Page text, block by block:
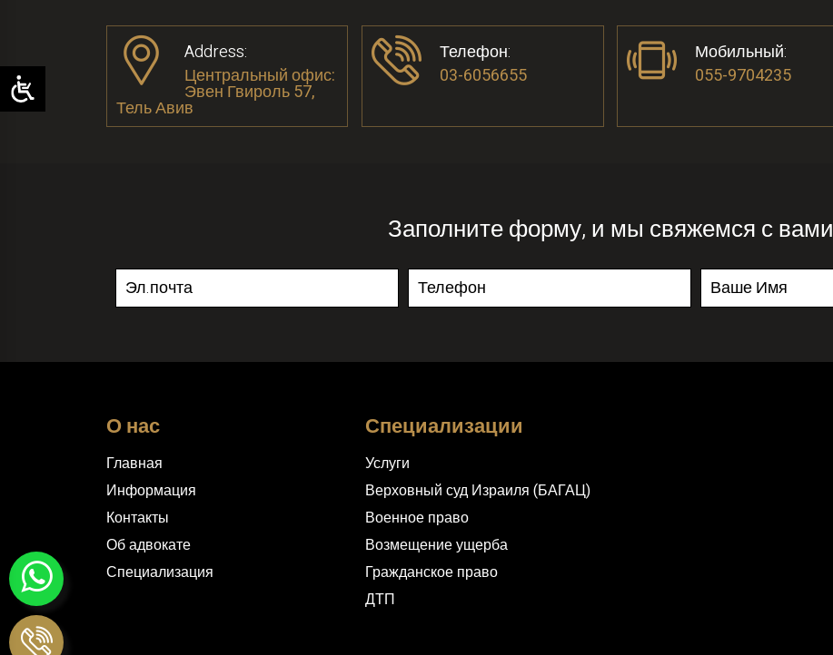
Address:
Центральный офис:
Эвен Гвироль 57,
Тель Авив
Телефон:
03-6056655
Мобильный:
055-9704235
Заполните форму, и мы свяжемся с вами
О нас
Главная
Информация
Контакты
Об адвокате
Специализация
Специализации
Услуги
Верховный суд Израиля (БАГАЦ)
Военное право
Возмещение ущерба
Гражданское право
ДТП